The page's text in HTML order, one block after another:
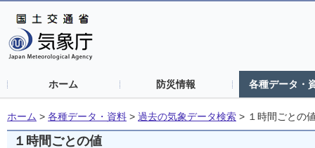
ホーム 防災情報 各種データ・
ホーム > 各種データ・資料 > 過去の気象データ検索 > １時間ごとの
１時間ごとの値